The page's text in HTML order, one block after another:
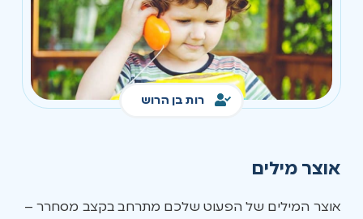
רות בן הרוש
אוצר מילים
אוצר המילים של הפעוט שלכם מתרחב בקצב מסחרר –